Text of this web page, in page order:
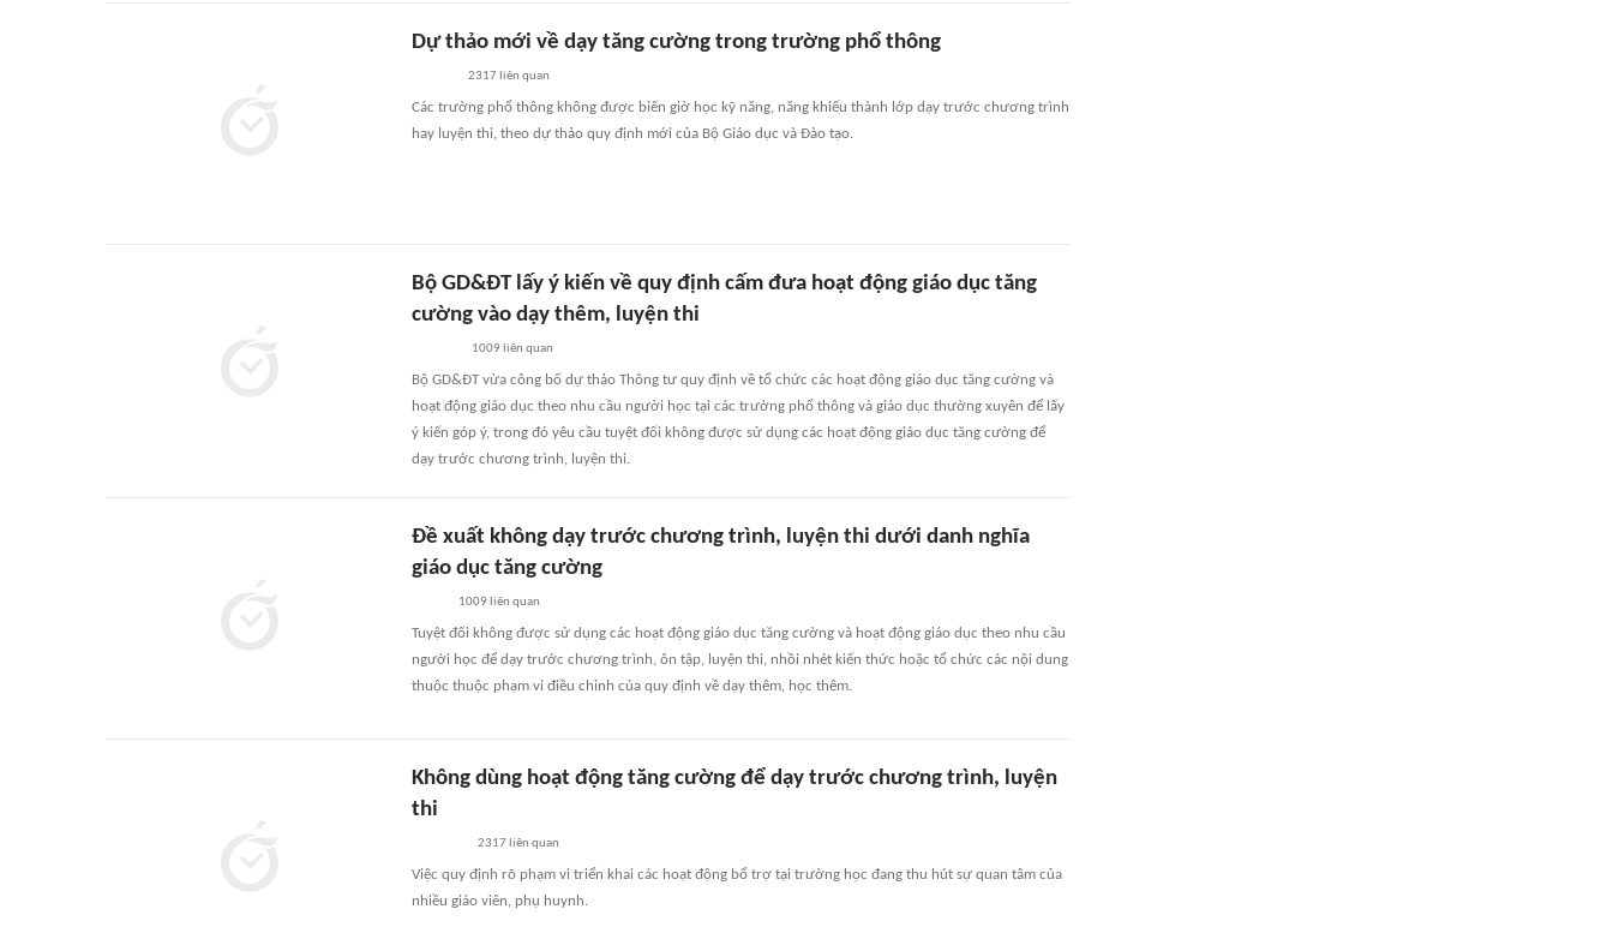
Dự thảo mới về dạy tăng cường trong trường phổ thông
2317liên quan
Các trường phổ thông không được biến giờ học kỹ năng, năng khiếu thành lớp dạy trước chương trình
hay luyện thi, theo dự thảo quy định mới của Bộ Giáo dục và Đào tạo.
Bộ GD&ĐT lấy ý kiến về quy định cấm đưa hoạt động giáo dục tăng
cường vào dạy thêm, luyện thi
1009 liên quan
Bộ GD&ĐT vừa công bố dự thảo Thông tư quy định về tổ chức các hoạt động giáo dục tăng cường và
hoạt động giáo dục theo nhu cầu người học tại các trường phổ thông và giáo dục thường xuyên để lấy
ý kiến góp ý, trong đó yêu cầu tuyệt đối không được sử dụng các hoạt động giáo dục tăng cường để
dạy trước chương trình, luyện thi.
Đề xuất không dạy trước chương trình, luyện thi dưới danh nghĩa
giáo dục tăng cường
1009 liên quan
Tuyệt đối không được sử dụng các hoạt động giáo dục tăng cường và hoạt động giáo dục theo nhu cầu
người học để dạy trước chương trình, ôn tập, luyện thi, nhồi nhét kiến thức hoặc tổ chức các nội dung
thuộc thuộc phạm vi điều chỉnh của quy định về dạy thêm, học thêm.
Không dùng hoạt động tăng cường để dạy trước chương trình, luyện
thi
2317liên quan
Việc quy định rõ phạm vi triển khai các hoạt động bổ trợ tại trường học đang thu hút sự quan tâm của
nhiều giáo viên, phụ huynh.